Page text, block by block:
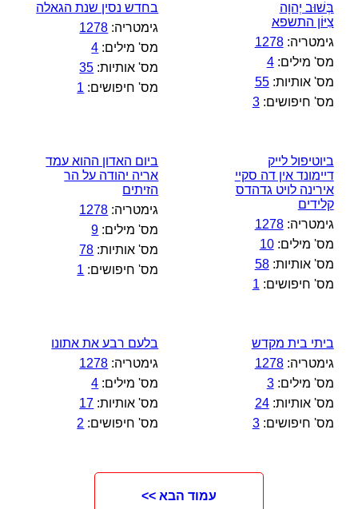
בְּשׁוּב יְהוָה
צִיּוֹן התשפא
גימטריה:1278
מס' מילים:4
מס' אותיות:55
מס' חיפושים:3
בחדש נסין שנת הגאלה
גימטריה: 1278
מס' מילים: 4
מס' אותיות: 35
מס' חיפושים: 1
ביוטיפול לייק
דיימונד אין דה סקיי
אירינה לויט גדהדס
קלידים
גימטריה:1278
מס' מילים:10
מס' אותיות:58
מס' חיפושים: 1
ביום האדון ההוא עמד
אריה יהודה על הר
הזיתים
גימטריה: 1278
מס' מילים: 9
מס' אותיות: 78
מס' חיפושים: 1
ביתי בית מקדש
גימטריה:1278
מס' מילים:3
מס' אותיות:24
מס' חיפושים:3
בלעם רבע את אתונו
גימטריה: 1278
מס' מילים: 4
מס' אותיות: 17
מס' חיפושים: 2
עמוד הבא >>